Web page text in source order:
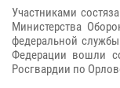
Участниками
Министерства
федеральной
Федерации вошли
Росгвардии по